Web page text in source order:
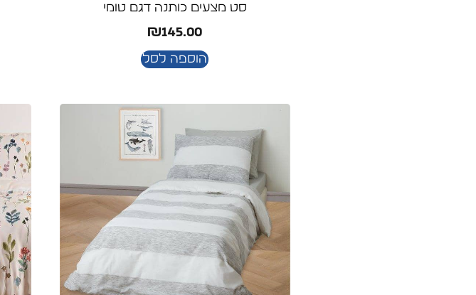
סט מצעים כותנה דגם טומי
₪145.00
הוספה לסל